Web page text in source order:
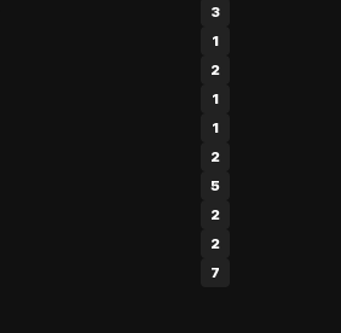
3
1
2
1
1
2
5
2
2
7